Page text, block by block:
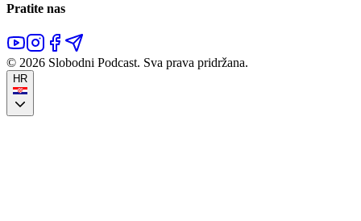
Pratite nas
© 2026 Slobodni Podcast. Sva prava pridržana.
HR